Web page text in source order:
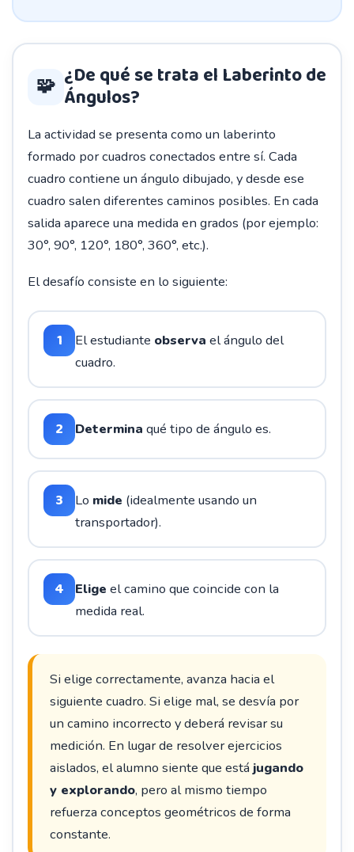
🧩 ¿De qué se trata el Laberinto de
Ángulos?
La actividad se presenta como un laberinto
formado por cuadros conectados entre sí. Cada
cuadro contiene un ángulo dibujado, y desde ese
cuadro salen diferentes caminos posibles. En cada
salida aparece una medida en grados (por ejemplo:
30°, 90°, 120°, 180°, 360°, etc.).
El desafío consiste en lo siguiente:
1 El estudiante observa el ángulo del
cuadro.
2 Determina qué tipo de ángulo es.
3 Lo mide (idealmente usando un
transportador).
4 Elige el camino que coincide con la
medida real.
Si elige correctamente, avanza hacia el
siguiente cuadro. Si elige mal, se desvía por
un camino incorrecto y deberá revisar su
medición. En lugar de resolver ejercicios
aislados, el alumno siente que está jugando
y explorando, pero al mismo tiempo
refuerza conceptos geométricos de forma
constante.